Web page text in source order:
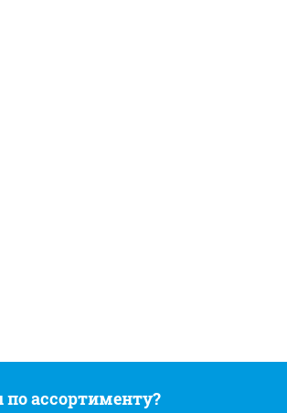
ассортименту?